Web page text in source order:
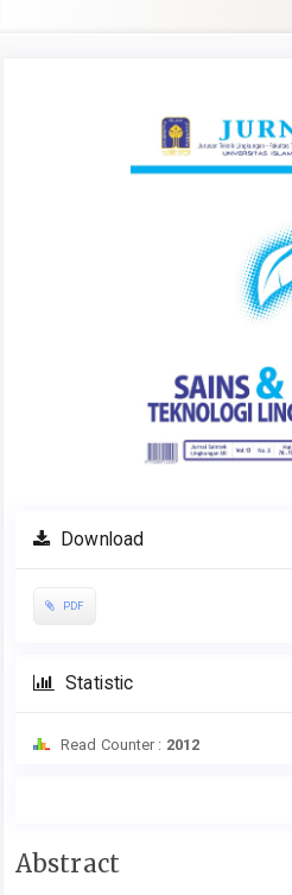
Download
PDF
Statistic
Read Counter : 2012
Main
Abstract